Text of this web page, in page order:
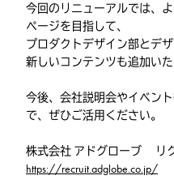
今回のリニューアルでは、
ページを目指して、
プロダクトデザイン部とデ
新しいコンテンツも追加いた
今後、会社説明会やイベン
で、ぜひご活用ください。
株式会社 アドグローブ リ
https://recruit.adglobe.co.jp/